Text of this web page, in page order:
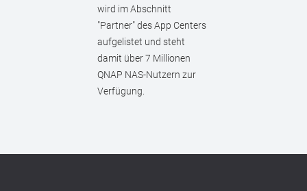
wird im Abschnitt
"Partner" des App Centers
aufgelistet und steht
damit über 7 Millionen
QNAP NAS-Nutzern zur
Verfügung.